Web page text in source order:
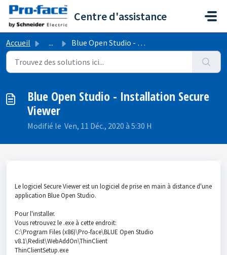
Passer au contenu principal
Centre d'assistance
Accueil ... Blue Open Studio - Installation Secure Viewer
Blue Open Studio - Installation Secure
Viewer
Modifié le Ven, 11 Déc., 2020 à 5:30 H
Le logiciel Secure Viewer est un logiciel de prise en main à distance d'une
application Blue Open Studio.
Pour l'installer.
Vous retrouvez le .exe à cette endroit:
C:\Program Files (x86)\Pro-face\BLUE Open Studio
v8.1\Redist\WebAddOn\ThinClient
ThinClientSetup.exe